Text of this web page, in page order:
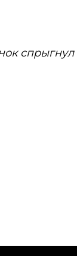
спрыгнул